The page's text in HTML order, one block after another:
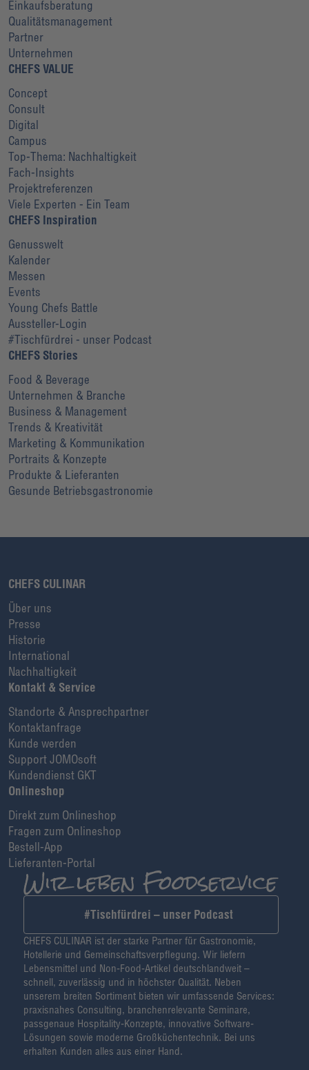
Einkaufsberatung
Qualitätsmanagement
Partner
Unternehmen
CHEFS VALUE
Concept
Consult
Digital
Campus
Top-Thema: Nachhaltigkeit
Fach-Insights
Projektreferenzen
Viele Experten - Ein Team
CHEFS Inspiration
Genusswelt
Kalender
Messen
Events
Young Chefs Battle
Aussteller-Login
#Tischfürdrei - unser Podcast
CHEFS Stories
Food & Beverage
Unternehmen & Branche
Business & Management
Trends & Kreativität
Marketing & Kommunikation
Portraits & Konzepte
Produkte & Lieferanten
Gesunde Betriebsgastronomie
CHEFS CULINAR
Über uns
Presse
Historie
International
Nachhaltigkeit
Kontakt & Service
Standorte & Ansprechpartner
Kontaktanfrage
Kunde werden
Support JOMOsoft
Kundendienst GKT
Onlineshop
Direkt zum Onlineshop
Fragen zum Onlineshop
Bestell-App
Lieferanten-Portal
#Tischfürdrei – unser Podcast
CHEFS CULINAR ist der starke Partner für Gastronomie,
Hotellerie und Gemeinschaftsverpflegung. Wir liefern
Lebensmittel und Non-Food-Artikel deutschlandweit –
schnell, zuverlässig und in höchster Qualität. Neben
unserem breiten Sortiment bieten wir umfassende Services:
praxisnahes Consulting, branchenrelevante Seminare,
passgenaue Hospitality-Konzepte, innovative Software-
Lösungen sowie moderne Großküchentechnik. Bei uns
erhalten Kunden alles aus einer Hand.